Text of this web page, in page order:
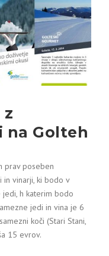
z
na Golteh
prav poseben
in vinarji, ki bodo v
h katerim bodo
jedi in vina je 6
koči (Stari Stani,
15 evrov.